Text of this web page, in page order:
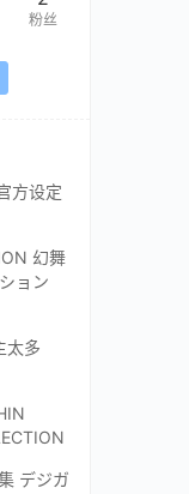
粉丝
方设定
幻舞
ョン
太多
デジガ